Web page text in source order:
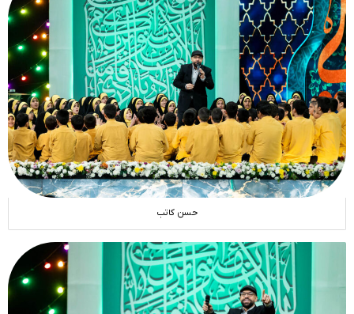
حسن کاتب